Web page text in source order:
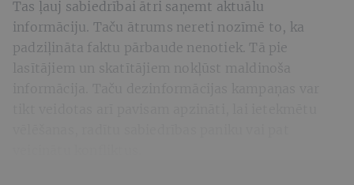
Tas ļauj sabiedrībai ātri saņemt aktuālu
informāciju. Taču ātrums nereti nozīmē to, ka
padziļināta faktu pārbaude nenotiek. Tā pie
lasītājiem un skatītājiem nokļūst maldinoša